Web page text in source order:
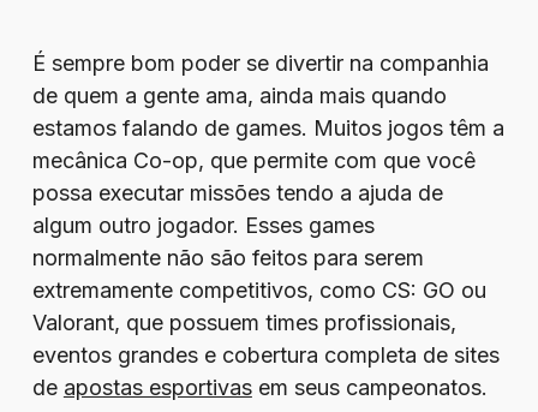
É sempre bom poder se divertir na companhia
de quem a gente ama, ainda mais quando
estamos falando de games. Muitos jogos têm a
mecânica Co-op, que permite com que você
possa executar missões tendo a ajuda de
algum outro jogador. Esses games
normalmente não são feitos para serem
extremamente competitivos, como CS: GO ou
Valorant, que possuem times profissionais,
eventos grandes e cobertura completa de sites
de apostas esportivasem seus campeonatos.